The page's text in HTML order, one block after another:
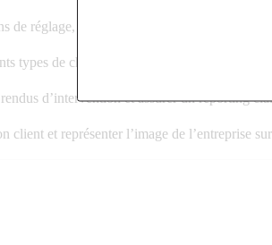
de réglage, entretien, remplacement de pièces
types de chaudières et systèmes thermiques
d’intervention et assurer un reporting
client et représenter l’image de l’entreprise